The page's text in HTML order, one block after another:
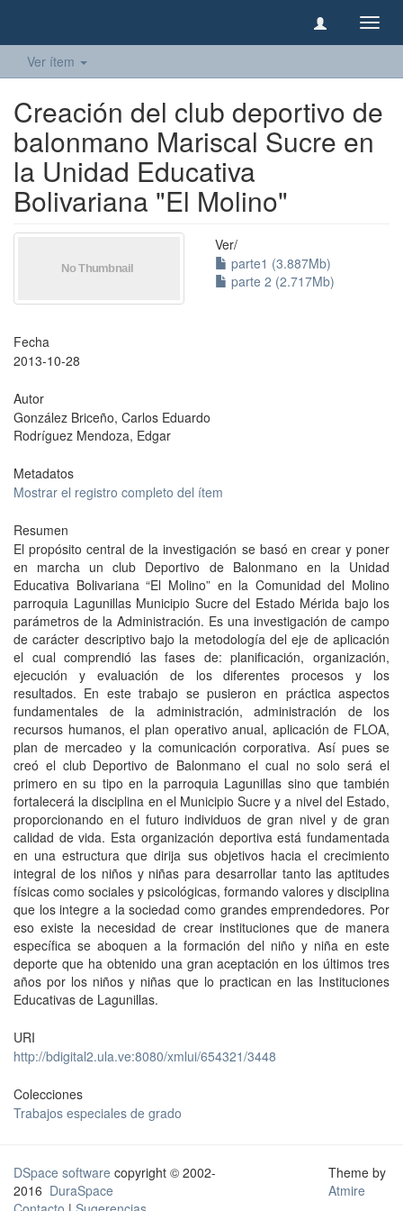
Ver ítem
Creación del club deportivo de
balonmano Mariscal Sucre en
la Unidad Educativa
Bolivariana "El Molino"
Ver/
parte1 (3.887Mb)
parte 2 (2.717Mb)
Fecha
2013-10-28
Autor
González Briceño, Carlos Eduardo
Rodríguez Mendoza, Edgar
Metadatos
Mostrar el registro completo del ítem
Resumen
El propósito central de la investigación se basó en crear y poner
en marcha un club Deportivo de Balonmano en la Unidad
Educativa Bolivariana “El Molino” en la Comunidad del Molino
parroquia Lagunillas Municipio Sucre del Estado Mérida bajo los
parámetros de la Administración. Es una investigación de campo
de carácter descriptivo bajo la metodología del eje de aplicación
el cual comprendió las fases de: planificación, organización,
ejecución y evaluación de los diferentes procesos y los
resultados. En este trabajo se pusieron en práctica aspectos
fundamentales de la administración, administración de los
recursos humanos, el plan operativo anual, aplicación de FLOA,
plan de mercadeo y la comunicación corporativa. Así pues se
creó el club Deportivo de Balonmano el cual no solo será el
primero en su tipo en la parroquia Lagunillas sino que también
fortalecerá la disciplina en el Municipio Sucre y a nivel del Estado,
proporcionando en el futuro individuos de gran nivel y de gran
calidad de vida. Esta organización deportiva está fundamentada
en una estructura que dirija sus objetivos hacia el crecimiento
integral de los niños y niñas para desarrollar tanto las aptitudes
físicas como sociales y psicológicas, formando valores y disciplina
que los integre a la sociedad como grandes emprendedores. Por
eso existe la necesidad de crear instituciones que de manera
específica se aboquen a la formación del niño y niña en este
deporte que ha obtenido una gran aceptación en los últimos tres
años por los niños y niñas que lo practican en las Instituciones
Educativas de Lagunillas.
URI
http://bdigital2.ula.ve:8080/xmlui/654321/3448
Colecciones
Trabajos especiales de grado
DSpace software copyright © 2002-
2016 DuraSpace
Theme by
Atmire